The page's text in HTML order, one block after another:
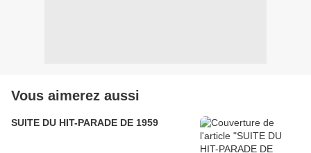
Vous aimerez aussi
SUITE DU HIT-PARADE DE 1959